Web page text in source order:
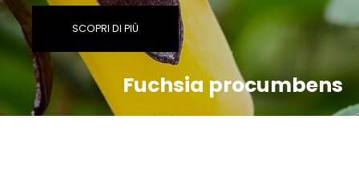
SCOPRI DI PIÙ
Fuchsia procumbens